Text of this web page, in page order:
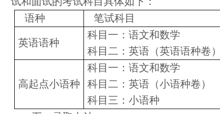
语种
笔试科目
英语语种
科目一：语文和数学
科目二：英语（英语语种卷
高起点小语种
科目一：语文和数学
科目二：英语（小语种卷）
科目三：小语种